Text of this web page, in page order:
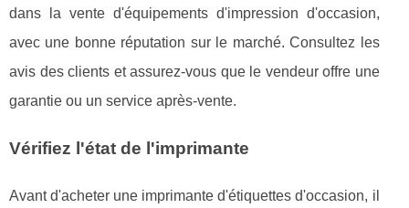
dans la vente d'équipements d'impression d'occasion,
avec une bonne réputation sur le marché. Consultez les
avis des clients et assurez-vous que le vendeur offre une
garantie ou un service après-vente.
Vérifiez l'état de l'imprimante
Avant d'acheter une imprimante d'étiquettes d'occasion, il